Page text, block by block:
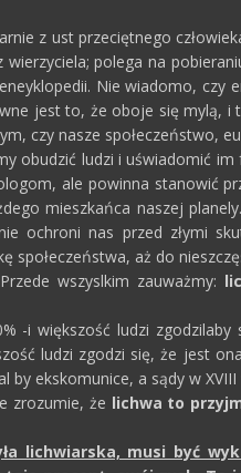
z ust przeciętnego
polega na
Nie wiadomo,
jest to, że oboje się mylą,
czy nasze społeczeństwo,
obudzić ludzi i uświadomić
ale powinna stanowić
mieszkańca naszej
ochroni nas przed złymi
społeczeństwa, aż do
wszyslkim zauważmy:
-i większość ludzi
ludzi zgodzi się, że jest
ekskomunice, a sądy w
zrozumie, że lichwa to
lichwiarska, musi być